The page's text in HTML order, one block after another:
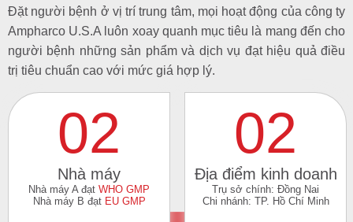
Đặt người bệnh ở vị trí trung tâm, mọi hoạt động của công ty
Ampharco U.S.A luôn xoay quanh mục tiêu là mang đến cho
người bệnh những sản phẩm và dịch vụ đạt hiệu quả điều
trị tiêu chuẩn cao với mức giá hợp lý.
02
Nhà máy
Nhà máy A đạt WHO GMP
Nhà máy B đạt EU GMP
02
Địa điểm kinh doanh
Trụ sở chính: Đồng Nai
Chi nhánh: TP. Hồ Chí Minh